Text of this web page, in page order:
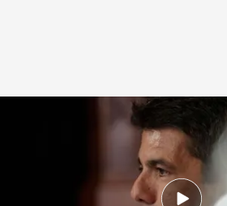
Una imagen de Carlos Mazón.EFE
Redacción digital Noticias Cuatro
11 NOV 2025 - 15:22h.